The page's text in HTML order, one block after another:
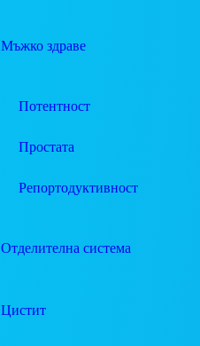
Мъжко здраве
Потентност
Простата
Репортодуктивност
Отделителна система
Цистит